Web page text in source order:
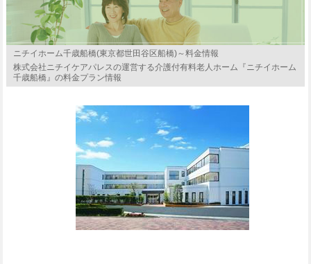
ニチイホーム千歳船橋(東京都世田谷区船橋)～料金情報
株式会社ニチイケアパレスの運営する介護付有料老人ホーム『ニチイホーム
千歳船橋』の料金プラン情報